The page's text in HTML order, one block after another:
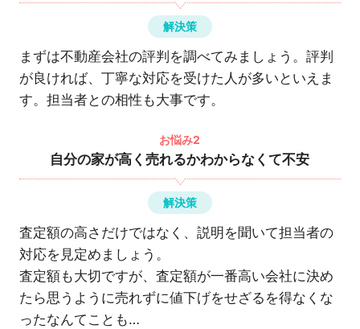
解決策
まずは不動産会社の評判を調べてみましょう。評判
が良ければ、丁寧な対応を受けた人が多いといえま
す。担当者との相性も大事です。
お悩み2
自分の家が高く売れるかわからなくて不安
解決策
査定額の高さだけではなく、説明を聞いて担当者の
対応を見定めましょう。
査定額も大切ですが、査定額が一番高い会社に決め
たら思うように売れずに値下げをせざるを得なくな
ったなんてことも…